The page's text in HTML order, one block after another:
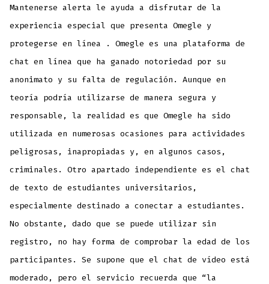
Mantenerse alerta le ayuda a disfrutar de la
experiencia especial que presenta Omegle y
protegerse en línea . Omegle es una plataforma de
chat en línea que ha ganado notoriedad por su
anonimato y su falta de regulación. Aunque en
teoría podría utilizarse de manera segura y
responsable, la realidad es que Omegle ha sido
utilizada en numerosas ocasiones para actividades
peligrosas, inapropiadas y, en algunos casos,
criminales. Otro apartado independiente es el chat
de texto de estudiantes universitarios,
especialmente destinado a conectar a estudiantes.
No obstante, dado que se puede utilizar sin
registro, no hay forma de comprobar la edad de los
participantes. Se supone que el chat de vídeo está
moderado, pero el servicio recuerda que “la